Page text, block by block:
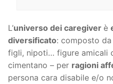
L’universo dei caregiver è
diversificato: composto
figli, nipoti… figure amicali
cimentano – per ragioni
persona cara disabile e/o